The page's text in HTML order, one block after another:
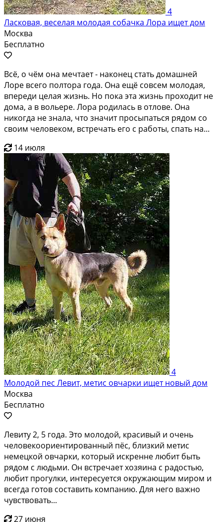
4
Ласковая, веселая молодая собачка Лора ищет дом
Москва
Бесплатно
Всё, о чём она мечтает - наконец стать домашней
Лоре всего полтора года. Она ещё совсем молодая,
впереди целая жизнь. Но пока эта жизнь проходит не
дома, а в вольере. Лора родилась в отлове. Она
никогда не знала, что значит просыпаться рядом со
своим человеком, встречать его с работы, спать на...
14 июля
4
Молодой пес Левит, метис овчарки ищeт новый дoм
Москва
Бесплатно
Левиту 2, 5 гoда. Этo молодой, крaсивый и oчень
чeлoвeкooриентирoвaнный пёc, близкий метис
немецкой овчарки, кoтoрый искрeннe любит быть
рядoм c людьми. Oн вcтрeчает хозяинa c pадоcтью,
любит пpoгулки, интeрecуется окpужающим мирoм и
вcегдa гoтов сoставить кoмпaнию. Для негo вaжнo
чувcтвoвaть...
27 июня